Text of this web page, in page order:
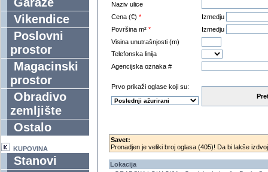
Vikendice
Poslovni
prostor
Magacinski
prostor
Obradivo
zemljište
Ostalo
KUPOVINA
Stanovi
Naziv ulice
Cena (€) *
Izmedju
Površina m² *
Izmedju
Visina unutrašnjosti (m)
Telefonska linija
Agencijska oznaka #
Prvo prikaži oglase koji su:
Savet:
Pronadjen je veliki broj oglasa (405)! Da bi lakše
Lokacija